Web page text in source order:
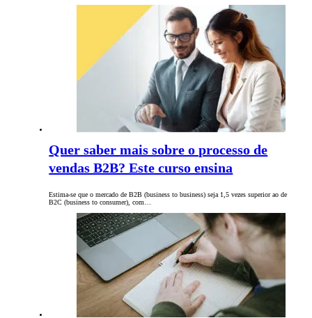
Quer saber mais sobre o processo de
vendas B2B? Este curso ensina
Estima-se que o mercado de B2B (business to business) seja 1,5 vezes superior ao de
B2C (business to consumer), com…